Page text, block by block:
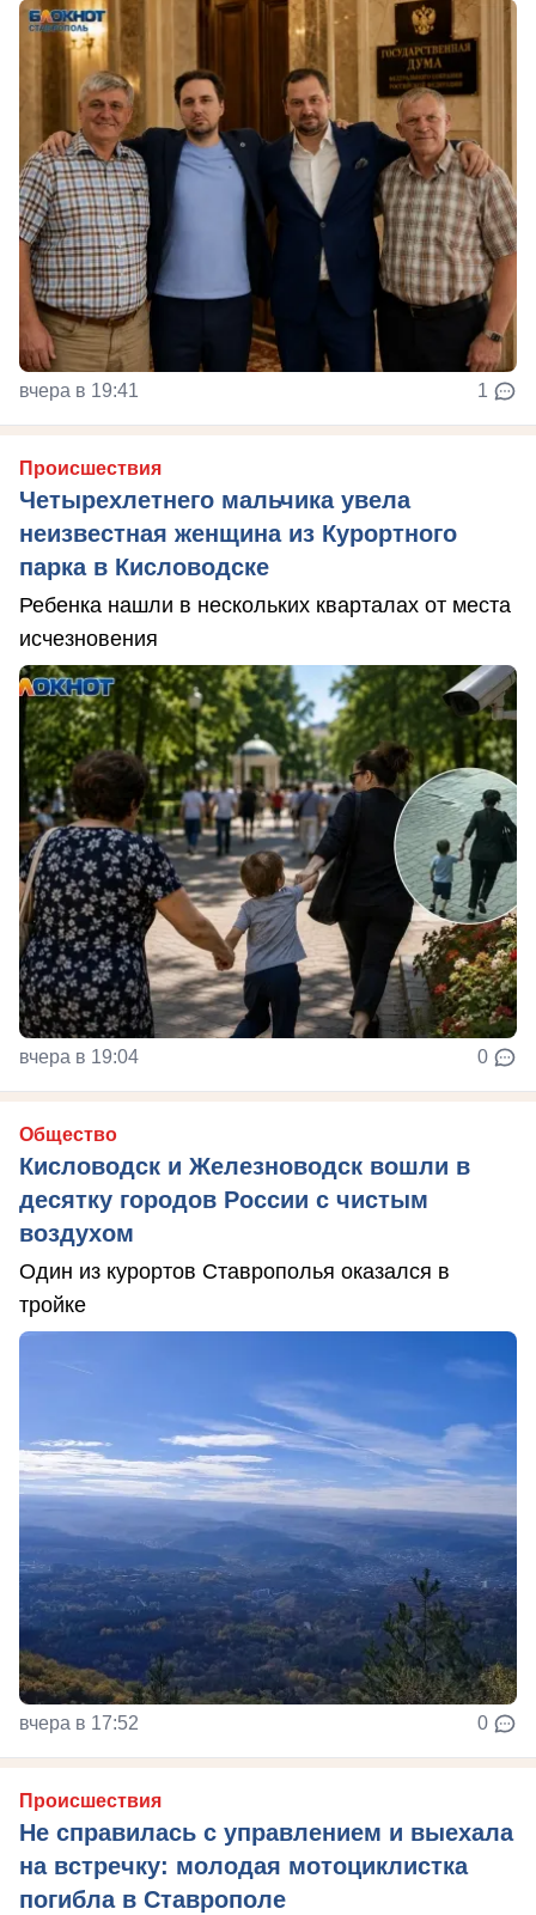
вчера в 19:41 1
Происшествия
Четырехлетнего мальчика увела
неизвестная женщина из Курортного
парка в Кисловодске
Ребенка нашли в нескольких кварталах от места
исчезновения
вчера в 19:04 0
Общество
Кисловодск и Железноводск вошли в
десятку городов России с чистым
воздухом
Один из курортов Ставрополья оказался в
тройке
вчера в 17:52 0
Происшествия
Не справилась с управлением и выехала
на встречку: молодая мотоциклистка
погибла в Ставрополе